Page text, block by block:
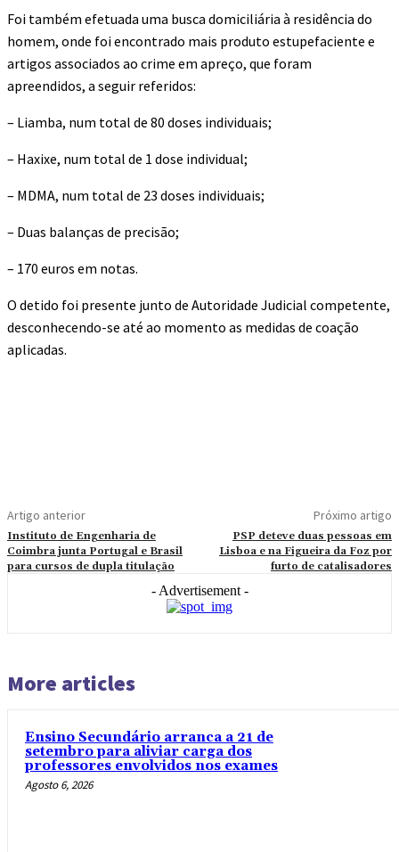
Foi também efetuada uma busca domiciliária à residência do
homem, onde foi encontrado mais produto estupefaciente e
artigos associados ao crime em apreço, que foram
apreendidos, a seguir referidos:
– Liamba, num total de 80 doses individuais;
– Haxixe, num total de 1 dose individual;
– MDMA, num total de 23 doses individuais;
– Duas balanças de precisão;
– 170 euros em notas.
O detido foi presente junto de Autoridade Judicial competente,
desconhecendo-se até ao momento as medidas de coação
aplicadas.
Artigo anterior
Instituto de Engenharia de
Coimbra junta Portugal e Brasil
para cursos de dupla titulação
Próximo artigo
PSP deteve duas pessoas em
Lisboa e na Figueira da Foz por
furto de catalisadores
- Advertisement -
More articles
Ensino Secundário arranca a 21 de
setembro para aliviar carga dos
professores envolvidos nos exames
Agosto 6, 2026